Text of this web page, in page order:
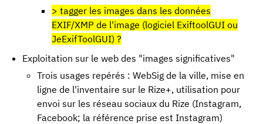
> tagger les images dans les données
EXIF/XMP de l'image (logiciel ExiftoolGUI ou
JeExifToolGUI) ?
Exploitation sur le web des "images significatives"
Trois usages repérés : WebSig de la ville, mise en
ligne de l'inventaire sur le Rize+, utilisation pour
envoi sur les réseau sociaux du Rize (Instagram,
Facebook; la référence prise est Instagram)